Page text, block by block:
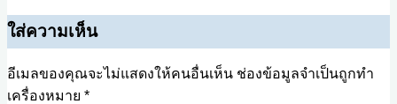
ใส่ความเห็น
อีเมลของคุณจะไม่แสดงให้คนอื่นเห็น ช่องข้อมูลจำเป็นถูกทำ
เครื่องหมาย *